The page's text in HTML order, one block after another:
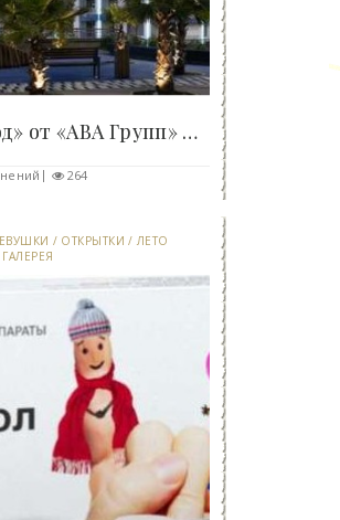
ЖК «Кислород» от «АВА Групп» получил награду..
264
/ ОТКРЫТКИ / ЛЕТО